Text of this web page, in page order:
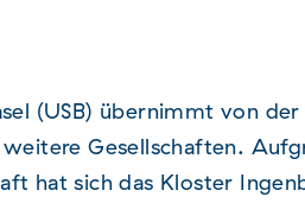
(USB) übernimmt von
Gesellschaften.
hat sich das Kloster